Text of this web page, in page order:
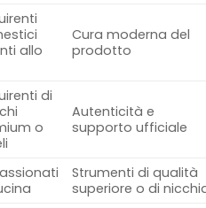
allo
Cura moderna del
prodotto
di
o
Autenticità e
supporto ufficiale
Strumenti di qualità
superiore o di